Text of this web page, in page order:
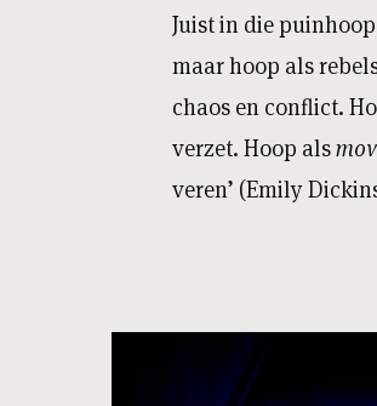
Juist in die
maar hoop als
chaos en conflict.
verzet. Hoop als
veren’ (Emily